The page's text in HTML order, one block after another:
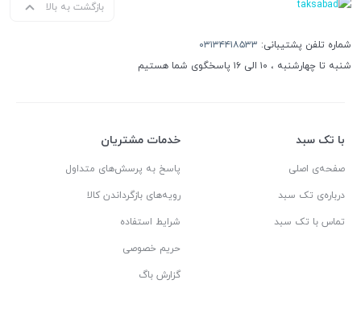
بازگشت به بالا
شماره تلفن پشتیبانی: ۰۳۱۳۴۴۱۸۵۳۳
شنبه تا چهارشنبه ، ۱۰ الی ۱۶ پاسخگوی شما هستیم
با تک سبد
صفحه‌ی اصلی
درباره‌ی تک سبد
تماس با تک سبد
خدمات مشتریان
پاسخ به پرسش‌های متداول
رویه‌های بازگرداندن کالا
شرایط استفاده
حریم خصوصی
گزارش باگ